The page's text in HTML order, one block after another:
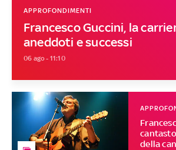
Francesco Guccini, la
aneddoti e successi
APPROFONDIMENTI
06 ago - 11:10
della